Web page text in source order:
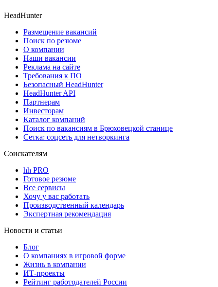
HeadHunter
Размещение вакансий
Поиск по резюме
О компании
Наши вакансии
Реклама на сайте
Требования к ПО
Безопасный HeadHunter
HeadHunter API
Партнерам
Инвесторам
Каталог компаний
Поиск по вакансиям в Брюховецкой станице
Сетка: соцсеть для нетворкинга
Соискателям
hh PRO
Готовое резюме
Все сервисы
Хочу у вас работать
Производственный календарь
Экспертная рекомендация
Новости и статьи
Блог
О компаниях в игровой форме
Жизнь в компании
ИТ-проекты
Рейтинг работодателей России